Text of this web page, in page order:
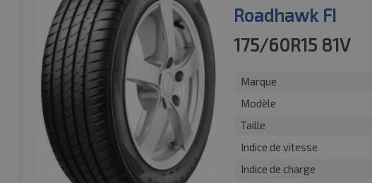
Roadhawk FI
175/60R15 81V
Marque
Modèle
Taille
Indice de vitesse
Indice de charge